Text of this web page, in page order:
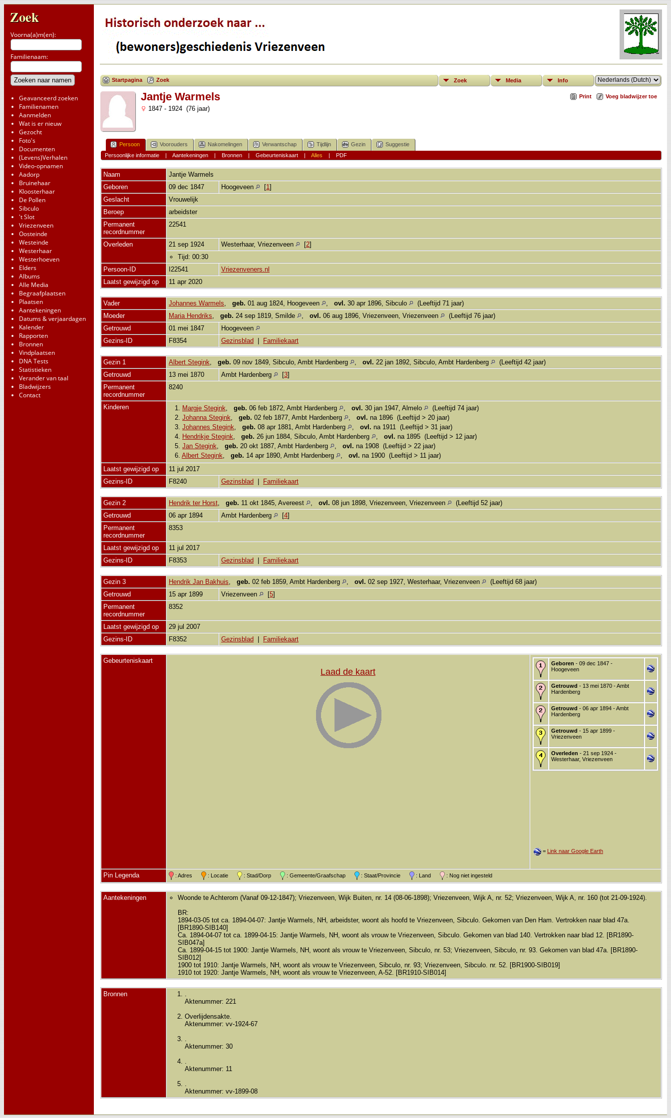
Zoek
Voorna(a)m(en):
Familienaam:
Geavanceerd zoeken
Familienamen
Aanmelden
Wat is er nieuw
Gezocht
Foto's
Documenten
(Levens)Verhalen
Video-opnamen
Aadorp
Bruinehaar
Kloosterhaar
De Pollen
Sibculo
't Slot
Vriezenveen
Oosteinde
Westeinde
Westerhaar
Westerhoeven
Elders
Albums
Alle Media
Begraafplaatsen
Plaatsen
Aantekeningen
Datums & verjaardagen
Kalender
Rapporten
Bronnen
Vindplaatsen
DNA Tests
Statistieken
Verander van taal
Bladwijzers
Contact
Startpagina Zoek Zoek Media Info
Print Voeg bladwijzer toe
Jantje Warmels
1847 - 1924 (76 jaar)
Persoon Voorouders Nakomelingen Verwantschap Tijdlijn Gezin
Suggestie
Persoonlijke informatie| Aantekeningen| Bronnen| Gebeurteniskaart| Alles | PDF
Naam Jantje Warmels
Geboren
09 dec 1847 Hoogeveen [1]
Geslacht
Vrouwelijk
Beroep
arbeidster
Permanent
recordnummer
22541
Overleden 21 sep 1924 Westerhaar, Vriezenveen [2]
Tijd: 00:30
Persoon-ID
I22541
Vriezenveners.nl
Laatst gewijzigd op
11 apr 2020
Vader Johannes Warmels, geb. 01 aug 1824, Hoogeveen , ovl. 30 apr 1896, Sibculo
(Leeftijd 71 jaar)
Moeder
Maria Hendriks, geb. 24 sep 1819, Smilde , ovl. 06 aug 1896, Vriezenveen, Vriezenveen
(Leeftijd 76 jaar)
Getrouwd
01 mei 1847
Hoogeveen
Gezins-ID
F8354 Gezinsblad Familiekaart
Gezin 1 Albert Stegink, geb. 09 nov 1849, Sibculo, Ambt Hardenberg , ovl. 22 jan 1892, Sibculo, Ambt Hardenberg
(Leeftijd 42 jaar)
Getrouwd
13 mei 1870 Ambt Hardenberg [3]
Permanent
recordnummer
8240
Kinderen 1. Margje Stegink, geb. 06 feb 1872, Ambt Hardenberg , ovl. 30 jan 1947, Almelo
(Leeftijd 74 jaar)
2. Johanna Stegink, geb. 02 feb 1877, Ambt Hardenberg , ovl. na 1896 (Leeftijd > 20 jaar)
3. Johannes Stegink, geb. 08 apr 1881, Ambt Hardenberg , ovl. na 1911 (Leeftijd > 31 jaar)
4. Hendrikje Stegink, geb. 26 jun 1884, Sibculo, Ambt Hardenberg , ovl. na 1895 (Leeftijd > 12 jaar)
5. Jan Stegink, geb. 20 okt 1887, Ambt Hardenberg , ovl. na 1908 (Leeftijd > 22 jaar)
6. Albert Stegink, geb. 14 apr 1890, Ambt Hardenberg , ovl. na 1900 (Leeftijd > 11 jaar)
Laatst gewijzigd op
11 jul 2017
Gezins-ID
F8240 Gezinsblad Familiekaart
Gezin 2 Hendrik ter Horst, geb. 11 okt 1845, Avereest , ovl. 08 jun 1898, Vriezenveen, Vriezenveen
(Leeftijd 52 jaar)
Getrouwd
06 apr 1894 Ambt Hardenberg [4]
Permanent
recordnummer
8353
Laatst gewijzigd op
11 jul 2017
Gezins-ID
F8353 Gezinsblad Familiekaart
Gezin 3 Hendrik Jan Bakhuis, geb. 02 feb 1859, Ambt Hardenberg , ovl. 02 sep 1927, Westerhaar, Vriezenveen
(Leeftijd 68 jaar)
Getrouwd
15 apr 1899 Vriezenveen [5]
Permanent
recordnummer
8352
Laatst gewijzigd op
29 jul 2007
Gezins-ID
F8352 Gezinsblad Familiekaart
Gebeurteniskaart
Laad de kaart
Geboren - 09 dec 1847 -
Hoogeveen
Getrouwd - 13 mei 1870 - Ambt
Hardenberg
Getrouwd - 06 apr 1894 - Ambt
Hardenberg
Getrouwd - 15 apr 1899 -
Vriezenveen
Overleden - 21 sep 1924 -
Westerhaar, Vriezenveen
= Link naar Google Earth
Pin Legenda : Adres : Locatie : Stad/Dorp : Gemeente/Graafschap : Staat/Provincie : Land : Nog niet ingesteld
Aantekeningen
Woonde te Achterom (Vanaf 09-12-1847); Vriezenveen, Wijk Buiten, nr. 14 (08-06-1898); Vriezenveen, Wijk A, nr. 52; Vriezenveen, Wijk A, nr. 160 (tot 21-09-1924).
BR:
1894-03-05 tot ca. 1894-04-07: Jantje Warmels, NH, arbeidster, woont als hoofd te Vriezenveen, Sibculo. Gekomen van Den Ham. Vertrokken naar blad 47a.
[BR1890-SIB140]
Ca. 1894-04-07 tot ca. 1899-04-15: Jantje Warmels, NH, woont als vrouw te Vriezenveen, Sibculo. Gekomen van blad 140. Vertrokken naar blad 12. [BR1890-
SIB047a]
Ca. 1899-04-15 tot 1900: Jantje Warmels, NH, woont als vrouw te Vriezenveen, Sibculo, nr. 53; Vriezenveen, Sibculo, nr. 93. Gekomen van blad 47a. [BR1890-
SIB012]
1900 tot 1910: Jantje Warmels, NH, woont als vrouw te Vriezenveen, Sibculo, nr. 93; Vriezenveen, Sibculo. nr. 52. [BR1900-SIB019]
1910 tot 1920: Jantje Warmels, NH, woont als vrouw te Vriezenveen, A-52. [BR1910-SIB014]
Bronnen
.
Aktenummer: 221
Overlijdensakte.
Aktenummer: vv-1924-67
.
Aktenummer: 30
.
Aktenummer: 11
.
Aktenummer: vv-1899-08